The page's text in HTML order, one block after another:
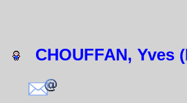
CHOUFFAN, Yves